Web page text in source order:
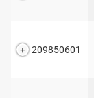
209850601